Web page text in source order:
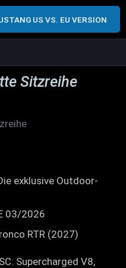
US VS. EU VERSION
Sitzreihe
exklusive Outdoor-
03/2026
RTR (2027)
Supercharged V8,